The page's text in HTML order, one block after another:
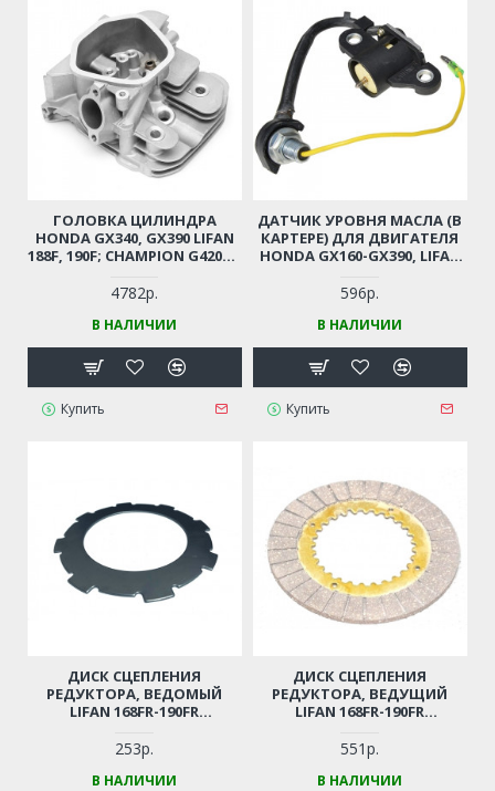
ГОЛОВКА ЦИЛИНДРА
HONDA GX340, GX390 LIFAN
188F, 190F; CHAMPION G420HK
7500ES, 7501E, 7501E3, 8000E /
GW200 (ГОЛАЯ)
4782р.
В НАЛИЧИИ
Купить
ДАТЧИК УРОВНЯ МАСЛА (В
КАРТЕРЕ) ДЛЯ ДВИГАТЕЛЯ
HONDA GX160-GX390, LIFAN
596р.
В НАЛИЧИИ
Купить
ДИСК СЦЕПЛЕНИЯ
РЕДУКТОРА, ВЕДОМЫЙ
LIFAN 168FR-190FR
СНАРУЖИ)
253р.
В НАЛИЧИИ
ДИСК СЦЕПЛЕНИЯ
РЕДУКТОРА, ВЕДУЩИЙ
LIFAN 168FR-190FR
ВНУТРЬ)
551р.
В НАЛИЧИИ